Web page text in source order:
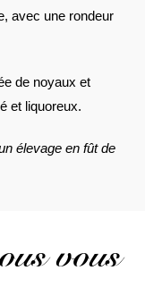
avec une rondeur
de noyaux et
et liquoreux.
élevage en fût de
vous